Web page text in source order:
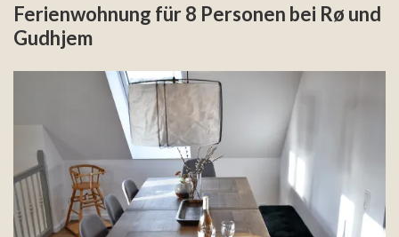
Ferienwohnung für 8 Personen bei Rø und
Gudhjem